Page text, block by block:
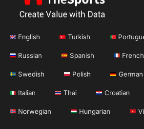
English Turkish
Russian Spanish French
Swedish Polish German
Italian Thai Croatian
Norwegian Hungarian